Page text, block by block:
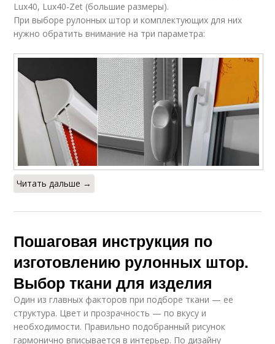
Lux40, Lux40-Zet (большие размеры).
При выборе рулонных штор и комплектующих для них
нужно обратить внимание на три параметра:
Читать дальше →
Пошаговая инструкция по
изготовлению рулонных штор.
Выбор ткани для изделия
Один из главных факторов при подборе ткани — ее
структура. Цвет и прозрачность — по вкусу и
необходимости. Правильно подобранный рисунок
гармонично вписывается в интерьер. По дизайну